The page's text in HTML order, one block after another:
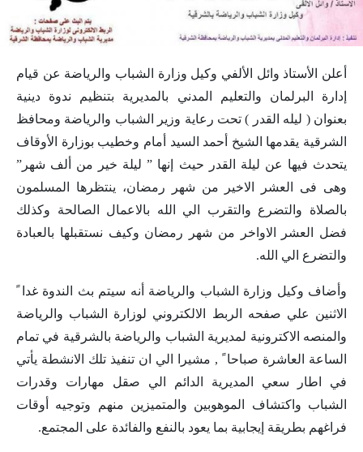
أعلن الأستاذ وائل الألفي وكيل وزارة الشباب والرياضة عن قيام
إدارة البرلمان والتعليم المدني بالمديرية بتنظيم ندوة دينية
بعنوان ( ليله القدر ) تحت رعاية وزير الشباب والرياضة ومحافظ
الشرقية يقدمها الشيخ أحمد السيد أمام وخطيب بوزارة الأوقاف
يتحدث فيها عن ليلة القدر حيث إنها ” ليلة خير من ألف شهر”
وهى فى العشر الاخير من شهر رمضان، ينتظرها المسلمون
بالصلاة والتضرع والتقرب الي الله بالاعمال الصالحة وكذلك
فضل العشر الاواخر من شهر رمضان وكيف نستقبلها بالعبادة
والتضرع الي الله.
وأضاف وكيل وزارة الشباب والرياضة أنه سيتم بث الندوة غدا ً
الاثنين علي صفحه الربط الالكتروني لوزارة الشباب والرياضة
والمنصه الاكترونية لمديرية الشباب والرياضة بالشرقية في تمام
الساعة العاشرة صباحا ً , مشيرا الي ان تنفيذ تلك الانشطة يأتي
في اطار سعي المديرية الدائم الي صقل مهارات وقدرات
الشباب واكتشاف الموهوبين والمتميزين منهم وتوجيه أوقات
فراغهم بطريقة إيجابية بما يعود بالنفع والفائدة على المجتمع.